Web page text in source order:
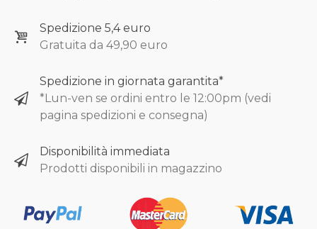
Spedizione 5,4 euro
Gratuita da 49,90 euro
Spedizione in giornata garantita*
*Lun-ven se ordini entro le 12:00pm (vedi
pagina spedizioni e consegna)
Disponibilità immediata
Prodotti disponibili in magazzino